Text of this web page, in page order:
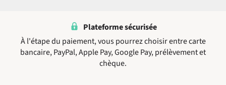
Plateforme sécurisée
À l'étape du paiement, vous pourrez choisir entre carte
bancaire, PayPal, Apple Pay, Google Pay, prélèvement et
chèque.